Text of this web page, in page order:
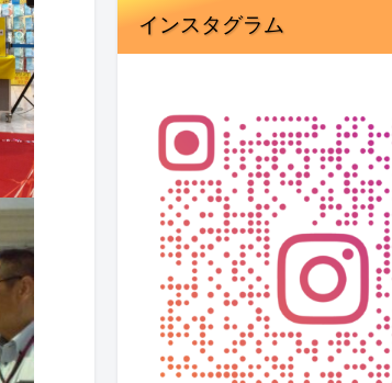
インスタグラム